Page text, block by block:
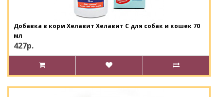
Добавка в корм Хелавит Хелавит C для собак и кошек 70
мл
427р.